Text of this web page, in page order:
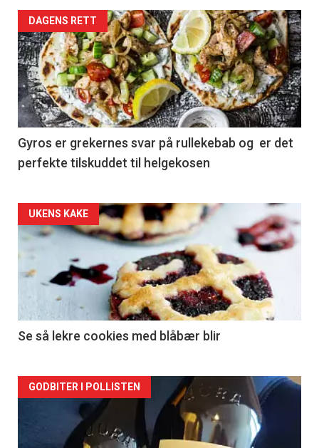
DAGENS RETT
Gyros er grekernes svar på rullekebab og er det
perfekte tilskuddet til helgekosen
Forsiden
akkurat
nå
2
UKENS KAKE
Se så lekre cookies med blåbær blir
Forsiden
akkurat
GODBITER I POLLISTEN